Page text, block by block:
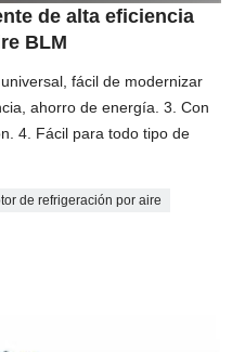
de alta eficiencia
BLM
fácil de modernizar
ahorro de energía. 3. Con
4. Fácil para todo tipo de
de refrigeración por aire